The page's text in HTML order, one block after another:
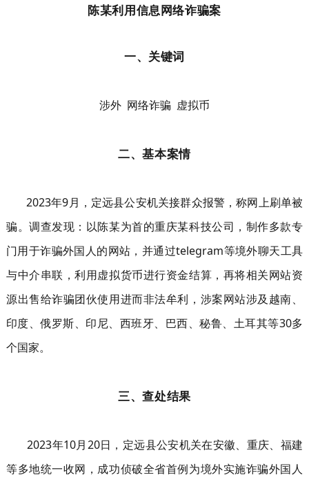
陈某利用信息网络诈骗案
一、关键词
涉外 网络诈骗 虚拟币
二、基本案情
2023年9月，定远县公安机关接群众报警，称网上刷单被
骗。调查发现：以陈某为首的重庆某科技公司，制作多款专
门用于诈骗外国人的网站，并通过telegram等境外聊天工具
与中介串联，利用虚拟货币进行资金结算，再将相关网站资
源出售给诈骗团伙使用进而非法牟利，涉案网站涉及越南、
印度、俄罗斯、印尼、西班牙、巴西、秘鲁、土耳其等30多
个国家。
三、查处结果
2023年10月20日，定远县公安机关在安徽、重庆、福建
等多地统一收网，成功侦破全省首例为境外实施诈骗外国人